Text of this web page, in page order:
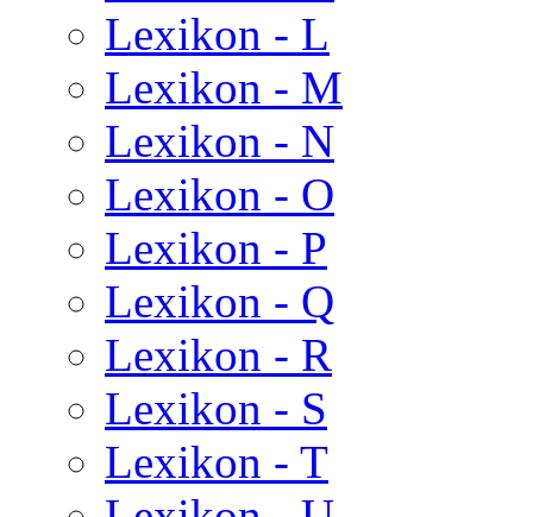
Lexikon - L
Lexikon - M
Lexikon - N
Lexikon - O
Lexikon - P
Lexikon - Q
Lexikon - R
Lexikon - S
Lexikon - T